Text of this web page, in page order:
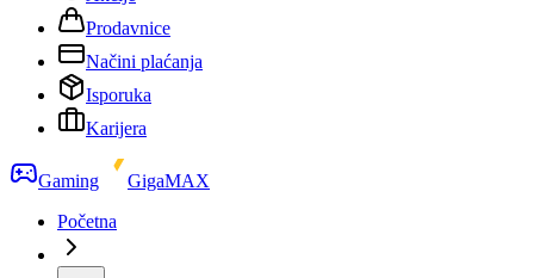
Prodavnice
Načini plaćanja
Isporuka
Karijera
Gaming
GigaMAX
Početna